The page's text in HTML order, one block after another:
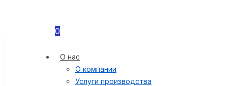
0
О нас
О компании
Услуги производства